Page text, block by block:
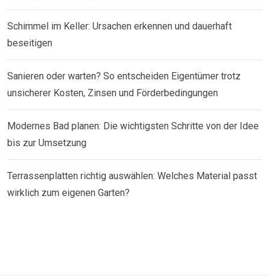
Schimmel im Keller: Ursachen erkennen und dauerhaft
beseitigen
Sanieren oder warten? So entscheiden Eigentümer trotz
unsicherer Kosten, Zinsen und Förderbedingungen
Modernes Bad planen: Die wichtigsten Schritte von der Idee
bis zur Umsetzung
Terrassenplatten richtig auswählen: Welches Material passt
wirklich zum eigenen Garten?